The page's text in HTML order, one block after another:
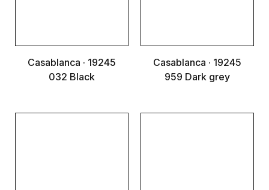
Casablanca · 19245
032 Black
Casablanca · 19245
959 Dark grey